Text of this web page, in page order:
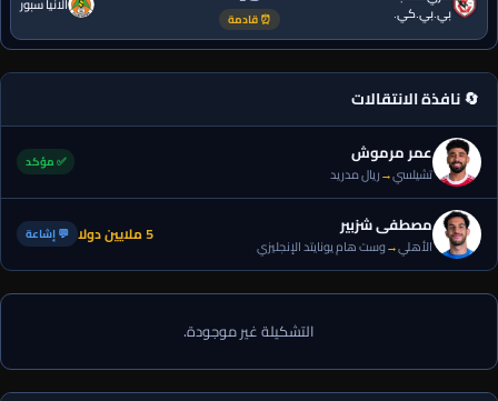
بي.بي.كي.
⏰ قادمة
🔄 نافذة الانتقالات
عمر مرموش
تشيلسي→ريال مدريد
✅ مؤكد
مصطفى شزبير
الأهلي→وست هام يونايتد الإنجليزي 5 ملايين دولا 💬 إشاعة
التشكيلة غير موجودة.